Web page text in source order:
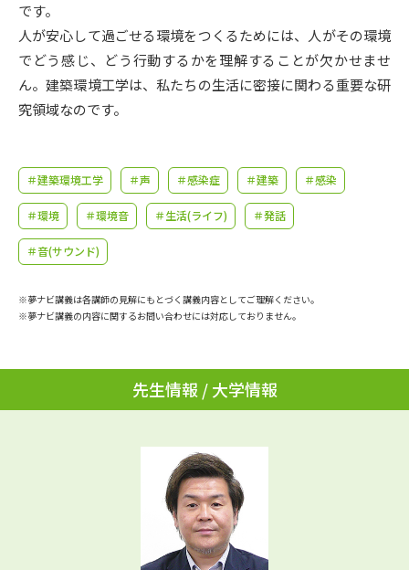
学問発見 学問検索
大学で学びたい学問発見
学問のミニ講義「夢ナビ講義」 学問分野解説
学問の教科書 夢ナビライブ
Ｑ＆Ａ よくあるご質問 大学進学IDについて
受付内容・発送状況の確認
テレメール
テレメール進学カタログ
訂正のご案内
です。
人が安心して過ごせる環境をつくるためには、人がその環境
でどう感じ、どう行動するかを理解することが欠かせませ
ん。建築環境工学は、私たちの生活に密接に関わる重要な研
究領域なのです。
＃建築環境工学 ＃声 ＃感染症 ＃建築 ＃感染
＃環境 ＃環境音 ＃生活(ライフ) ＃発話
＃音(サウンド)
※夢ナビ講義は各講師の見解にもとづく講義内容としてご理解ください。
※夢ナビ講義の内容に関するお問い合わせには対応しておりません。
先生情報 / 大学情報